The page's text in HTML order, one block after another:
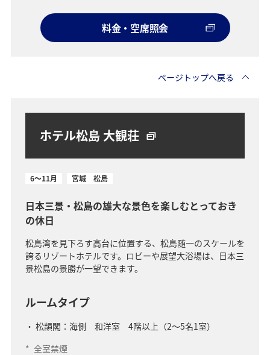
料金・空席照会
ページトップへ戻る
ホテル松島 大観荘
6～11月 宮城 松島
日本三景・松島の雄大な景色を楽しむとっておき
の休日
松島湾を見下ろす高台に位置する、松島随一のスケールを
誇るリゾートホテルです。ロビーや展望大浴場は、日本三
景松島の景勝が一望できます。
ルームタイプ
松韻閣：海側 和洋室 4階以上（2～5名1室）
* 全室禁煙